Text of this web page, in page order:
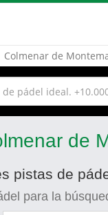
Colmenar de
de
pistas de
para la